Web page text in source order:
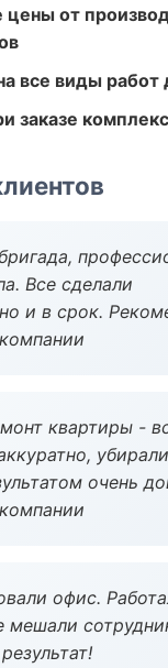
от
все виды работ
заказе
Все сделали
и в срок.
квартиры -
очень
офис.
мешали